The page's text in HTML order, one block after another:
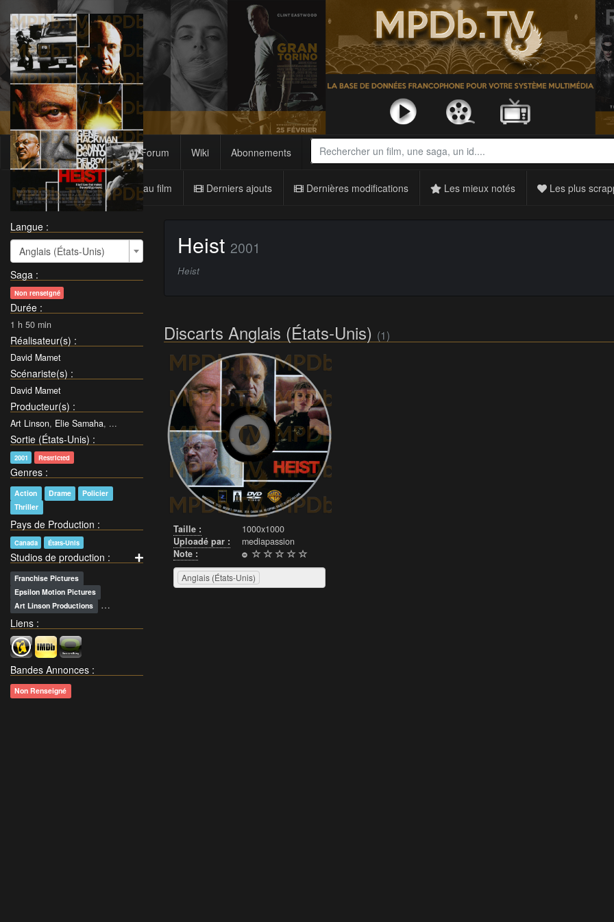
Films Sagas Forum Wiki Abonnements
Nouveau film Derniers ajouts Dernières modifications Les mieux notés Les plus
Langue :
Anglais (États-Unis)
Saga :
Non renseigné
Durée :
1 h 50 min
Réalisateur(s) :
David Mamet
Scénariste(s) :
David Mamet
Producteur(s) :
Art Linson, Elie Samaha, ...
Sortie (États-Unis) :
2001 Restricted
Genres :
Action Drame
Policier
Thriller
Pays de Production :
Canada États-Unis
Studios de production :
Franchise Pictures
Epsilon Motion Pictures
Art Linson Productions
…
Liens :
Bandes Annonces :
Non Renseigné
Heist 2001
Heist
Discarts Anglais (États-Unis) (1)
Taille :
1000x1000
Uploadé par :
mediapassion
Note :
Anglais (États-Unis)